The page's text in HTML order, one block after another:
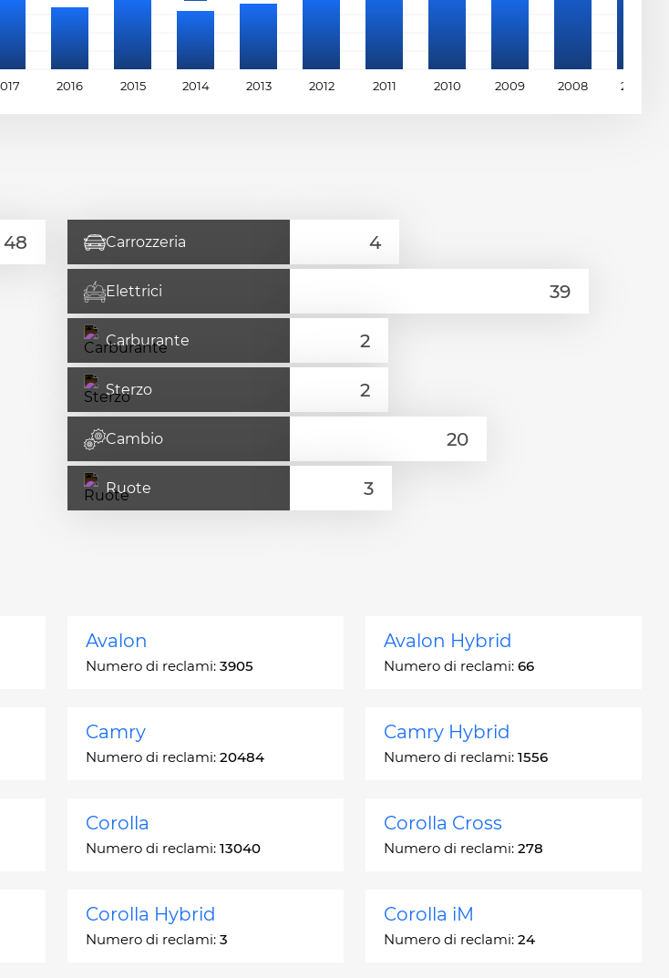
2016 2015 2014 2013 2012 2011 2010 2009 2008 2007
Carrozzeria
Elettrici
Carburante
Sterzo
Cambio
Ruote
Avalon
Numero di reclami: 3905
Avalon Hybrid
Numero di reclami: 66
Camry
Numero di reclami: 20484
Camry Hybrid
Numero di reclami: 1556
Corolla
Numero di reclami: 13040
Corolla Cross
Numero di reclami: 278
Corolla Hybrid
Numero di reclami: 3
Corolla iM
Numero di reclami: 24